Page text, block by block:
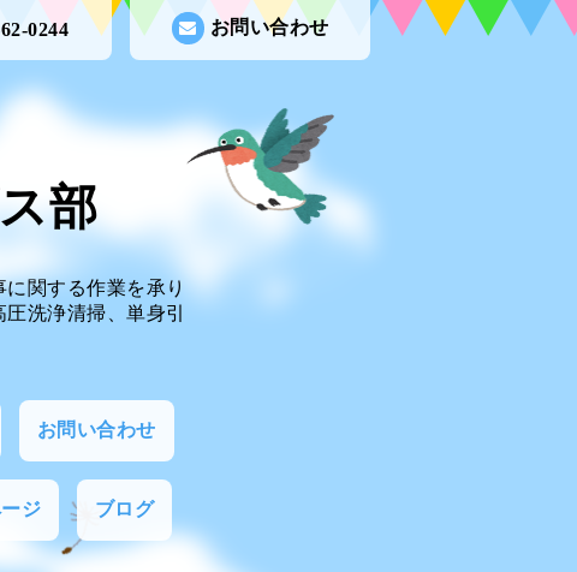
お問い合わせ
0244
ス部
関する作業を承り
洗浄清掃、単身引
お問い合わせ
ジ ブログ